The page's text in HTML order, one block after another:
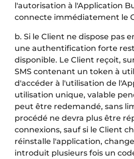
l'autorisation à l'Application
connecte immédiatement le
b. Si le Client ne dispose pas
une authentification forte
disponible. Le Client reçoit,
SMS contenant un token à
d'accéder à l'utilisation de
utilisation unique, valable
peut être redemandé, sans
procédé ne devra plus être
connexions, sauf si le Client
réinstalle l'application,
introduit plusieurs fois un